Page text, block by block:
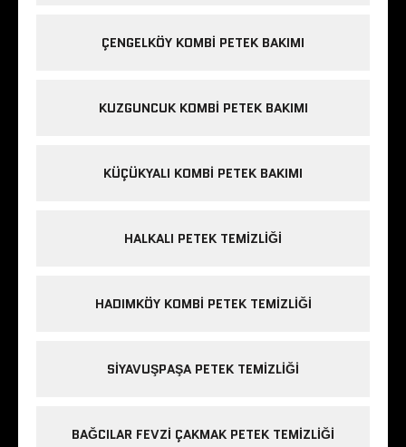
ÇENGELKÖY KOMBI PETEK BAKIMI
KUZGUNCUK KOMBI PETEK BAKIMI
KÜÇÜKYALI KOMBI PETEK BAKIMI
HALKALI PETEK TEMIZLIĞI
HADIMKÖY KOMBI PETEK TEMIZLIĞI
SIYAVUŞPAŞA PETEK TEMIZLIĞI
BAĞCILAR FEVZI ÇAKMAK PETEK TEMIZLIĞI